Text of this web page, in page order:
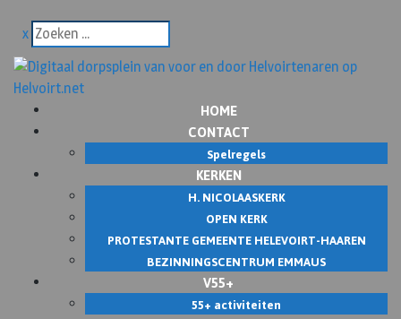
x
HOME
CONTACT
Spelregels
KERKEN
H. NICOLAASKERK
OPEN KERK
PROTESTANTE GEMEENTE HELEVOIRT-HAAREN
BEZINNINGSCENTRUM EMMAUS
V55+
55+ activiteiten